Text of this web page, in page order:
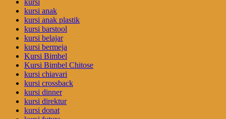
kursi anak
kursi anak plastik
kursi barstool
kursi belajar
kursi bermeja
Kursi Bimbel
Kursi Bimbel Chitose
kursi chiavari
kursi crossback
kursi dinner
kursi direktur
kursi donat